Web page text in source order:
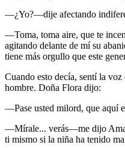
—¿Yo?—dije afectando
—Toma, toma aire, que te
agitando delante de mí su
tiene más orgullo que este
Cuando esto decía, sentí la
hombre. Doña Flora dijo:
—Pase usted milord, que aquí
—Mírale... verás—me dijo
ti mismo si la niña ha tenido